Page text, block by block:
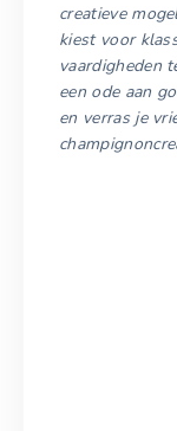
creatieve
kiest voor
vaardigheden
een ode aan
en verras je